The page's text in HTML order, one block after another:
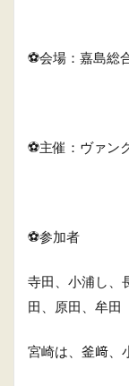
⚽️会場：嘉島総
⚽️主催：ヴァン
⚽️参加者
寺田、小浦し、
田、原田、牟田
宮崎は、釜﨑、